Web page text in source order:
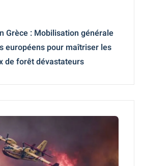
Grèce : Mobilisation générale
européens pour maîtriser les
de forêt dévastateurs